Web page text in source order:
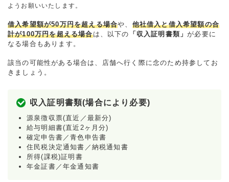
ようお願いいたします。
借入希望額が50万円を超える場合や、 他社借入と借入希望額の合
計が100万円を超える場合は、以下の 「収入証明書類」が必要に
なる場合もあります。
該当の可能性がある場合は、店舗へ行く際に念のため持参してお
きましょう。
収入証明書類(場合により必要)
源泉徴収票(直近／最新分)
給与明細書(直近2ヶ月分)
確定申告書／青色申告書
住民税決定通知書／納税通知書
所得(課税)証明書
年金証書／年金通知書